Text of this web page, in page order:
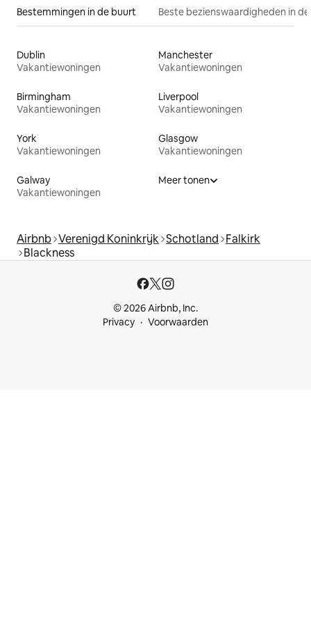
Bestemmingen in de buurt Beste bezienswaardigheden in
Dublin
Vakantiewoningen
Manchester
Vakantiewoningen
Birmingham
Vakantiewoningen
Liverpool
Vakantiewoningen
York
Vakantiewoningen
Glasgow
Vakantiewoningen
Galway
Vakantiewoningen
Meer tonen
Airbnb Verenigd Koninkrijk Schotland Falkirk
Blackness
© 2026 Airbnb, Inc.
Privacy
Voorwaarden